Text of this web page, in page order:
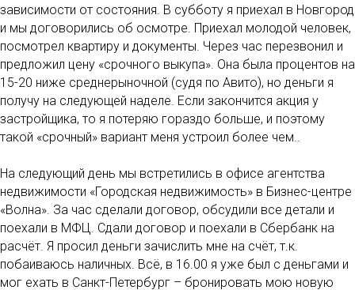
зависимости от состояния. В субботу я приехал в Новгород
и мы договорились об осмотре. Приехал молодой человек,
посмотрел квартиру и документы. Через час перезвонил и
предложил цену «срочного выкупа». Она была процентов на
15-20 ниже среднерыночной (судя по Авито), но деньги я
получу на следующей наделе. Если закончится акция у
застройщика, то я потеряю гораздо больше, и поэтому
такой «срочный» вариант меня устроил более чем..
На следующий день мы встретились в офисе агентства
недвижимости «Городская недвижимость» в Бизнес-центре
«Волна». За час сделали договор, обсудили все детали и
поехали в МФЦ. Сдали договор и поехали в Сбербанк на
расчёт. Я просил деньги зачислить мне на счёт, т.к.
побаиваюсь наличных. Всё, в 16.00 я уже был с деньгами и
мог ехать в Санкт-Петербург – бронировать мою новую